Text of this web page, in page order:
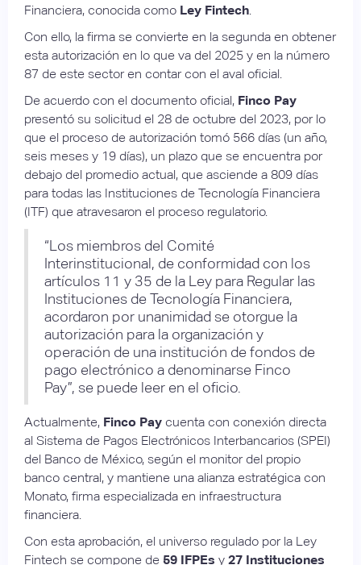
Financiera, conocida como Ley Fintech
Con ello, la firma se convierte en la segunda en obtener
esta autorización en lo que va del 2025 y en la número
87 de este sector en contar con el aval oficial.
De acuerdo con el documento oficial, Finco Pay
presentó su solicitud el 28 de octubre del 2023, por lo
que el proceso de autorización tomó 566 días (un año,
seis meses y 19 días), un plazo que se encuentra por
debajo del promedio actual, que asciende a 809 días
para todas las Instituciones de Tecnología Financiera
(ITF) que atravesaron el proceso regulatorio.
“Los miembros del Comité
Interinstitucional, de conformidad con los
artículos 11 y 35 de la Ley para Regular las
Instituciones de Tecnología Financiera,
acordaron por unanimidad se otorgue la
autorización para la organización y
operación de una institución de fondos de
pago electrónico a denominarse Finco
Pay”, se puede leer en el oficio.
Actualmente, Finco Pay cuenta con conexión directa
al Sistema de Pagos Electrónicos Interbancarios (SPEI)
del Banco de México, según el monitor del propio
banco central, y mantiene una alianza estratégica con
Monato, firma especializada en infraestructura
financiera.
Con esta aprobación, el universo regulado por la Ley
Fintech se compone de 59 IFPEs y 27 Instituciones